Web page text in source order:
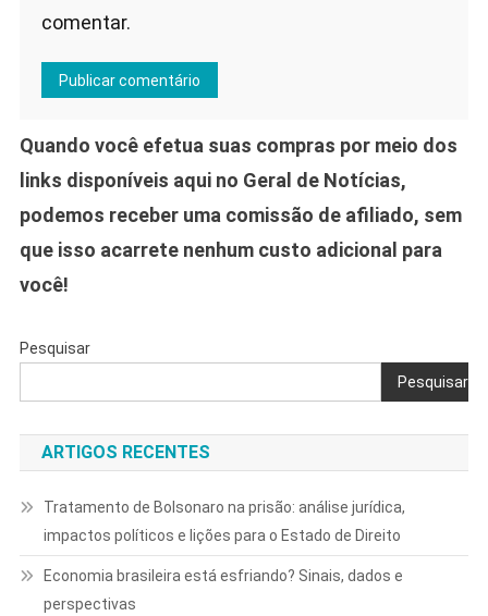
comentar.
Quando você efetua suas compras por meio dos
links disponíveis aqui no Geral de Notícias,
podemos receber uma comissão de afiliado, sem
que isso acarrete nenhum custo adicional para
você!
Pesquisar
Pesquisar
ARTIGOS RECENTES
Tratamento de Bolsonaro na prisão: análise jurídica,
impactos políticos e lições para o Estado de Direito
Economia brasileira está esfriando? Sinais, dados e
perspectivas